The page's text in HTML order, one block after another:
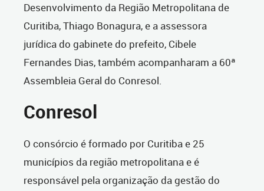
Desenvolvimento da Região Metropolitana de
Curitiba, Thiago Bonagura, e a assessora
jurídica do gabinete do prefeito, Cibele
Fernandes Dias, também acompanharam a 60ª
Assembleia Geral do Conresol.
Conresol
O consórcio é formado por Curitiba e 25
municípios da região metropolitana e é
responsável pela organização da gestão do